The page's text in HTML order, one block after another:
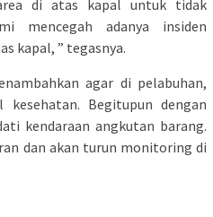
di atas kapal untuk tidak
mencegah adanya insiden
kapal, ” tegasnya.
agar di pelabuhan,
Begitupun dengan
kendaraan angkutan barang.
dan akan turun monitoring di